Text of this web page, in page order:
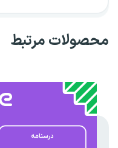
محصولات مرتبط